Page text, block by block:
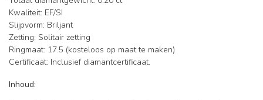
Kwaliteit: EF/SI
Slijpvorm: Briljant
Zetting: Solitair zetting
Ringmaat: 17.5 (kosteloos op maat te maken)
Certificaat: Inclusief diamantcertificaat.
Inhoud: